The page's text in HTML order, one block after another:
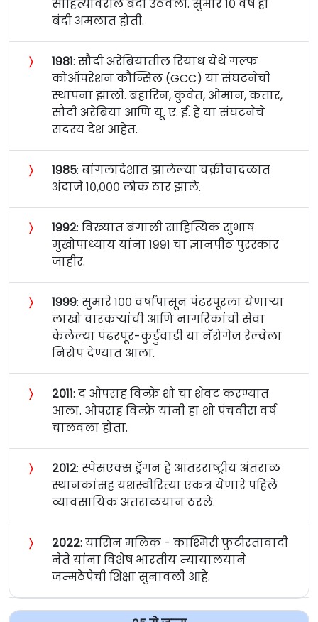
साहित्यावरील बंदी उठवली. सुमारे १० वर्षे ही
बंदी अमलात होती.
〉 १९८१: सौदी अरेबियातील रियाध येथे गल्फ
कोऑपरेशन कौन्सिल (GCC) या संघटनेची
स्थापना झाली. बहारिन, कुवेत, ओमान, कतार,
सौदी अरेबिया आणि यू. ए. ई. हे या संघटनेचे
सदस्य देश आहेत.
〉 १९८५: बांगलादेशात झालेल्या चक्रीवादळात
अंदाजे १०,००० लोक ठार झाले.
〉 १९९२: विख्यात बंगाली साहित्यिक सुभाष
मुखोपाध्याय यांना १९९१ चा ज्ञानपीठ पुरस्कार
जाहीर.
〉 १९९९: सुमारे १०० वर्षांपासून पंढरपूरला येणार्‍या
लाखो वारकर्‍यांची आणि नागरिकांची सेवा
केलेल्या पंढरपूर-कुर्डुवाडी या नॅरोगेज रेल्वेला
निरोप देण्यात आला.
〉 २०११: द ओपराह विन्फ्रे शो चा शेवट करण्यात
आला. ओपराह विन्फ्रे यांनी हा शो पंचवीस वर्ष
चालवला होता.
〉 २०१२: स्पेसएक्स ड्रॅगन हे आंतरराष्ट्रीय अंतराळ
स्थानकांसह यशस्वीरित्या एकत्र येणारे पहिले
व्यावसायिक अंतराळयान ठरले.
〉 २०२२: यासिन मलिक - काश्मिरी फुटीरतावादी
नेते यांना विशेष भारतीय न्यायालयाने
जन्मठेपेची शिक्षा सुनावली आहे.